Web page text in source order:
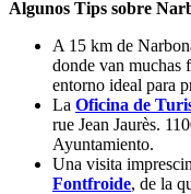
Algunos Tips sobre
A 15 km de
donde van muchas
entorno ideal para
La Oficina de
rue Jean Jaurès.
Ayuntamiento.
Una visita
Fontfroide, de la